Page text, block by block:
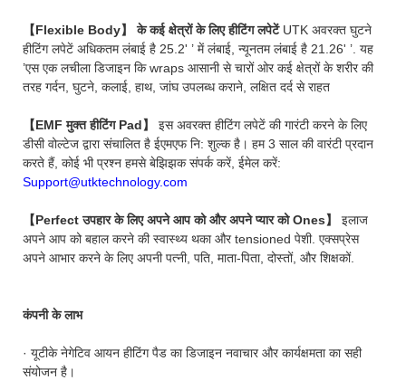
【Flexible Body】 के कई क्षेत्रों के लिए हीटिंग लपेटें UTK अवरक्त घुटने
हीटिंग लपेटें अधिकतम लंबाई है 25.2' ’ में लंबाई, न्यूनतम लंबाई है 21.26' ’. यह
’एस एक लचीला डिजाइन कि wraps आसानी से चारों ओर कई क्षेत्रों के शरीर की
तरह गर्दन, घुटने, कलाई, हाथ, जांघ उपलब्ध कराने, लक्षित दर्द से राहत
【EMF मुक्त हीटिंग Pad】 इस अवरक्त हीटिंग लपेटें की गारंटी करने के लिए
डीसी वोल्टेज द्वारा संचालित है ईएमएफ नि: शुल्क है। हम 3 साल की वारंटी प्रदान
करते हैं, कोई भी प्रश्न हमसे बेझिझक संपर्क करें, ईमेल करें:
Support@utktechnology.com
【Perfect उपहार के लिए अपने आप को और अपने प्यार को Ones】 इलाज
अपने आप को बहाल करने की स्वास्थ्य थका और tensioned पेशी. एक्सप्रेस
अपने आभार करने के लिए अपनी पत्नी, पति, माता-पिता, दोस्तों, और शिक्षकों.
कंपनी के लाभ
· यूटीके नेगेटिव आयन हीटिंग पैड का डिजाइन नवाचार और कार्यक्षमता का सही
संयोजन है।